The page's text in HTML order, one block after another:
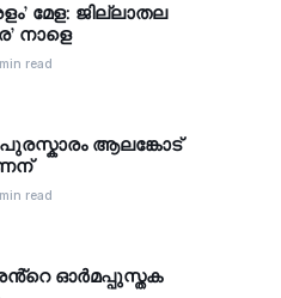
മേള: ജില്ലാതല
നാളെ
read
ആലങ്കോട്
read
ഓർമപ്പുസ്തക